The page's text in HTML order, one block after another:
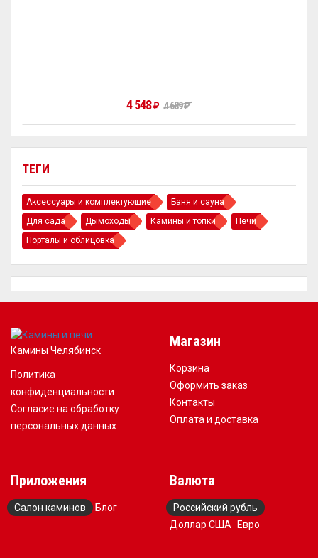
ТЕГИ
Аксессуары и комплектующие
Баня и сауна
Для сада
Дымоходы Камины и топки
Печи
Порталы и облицовка
4 548₽ 4 689₽
Камины Челябинск
Политика
конфиденциальности
Согласие на обработку
персональных данных
Магазин
Корзина
Оформить заказ
Контакты
Оплата и доставка
Приложения
Салон каминов Блог
Валюта
Российский рубль
Доллар США
Евро